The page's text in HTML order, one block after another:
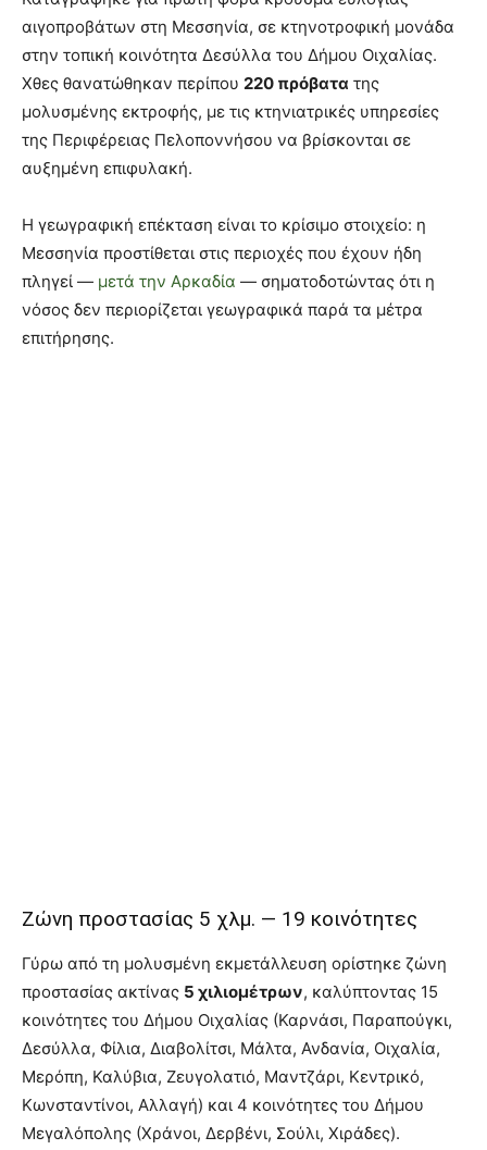
αιγοπροβάτων στη Μεσσηνία, σε κτηνοτροφική μονάδα
στην τοπική κοινότητα Δεσύλλα του Δήμου Οιχαλίας.
Χθες θανατώθηκαν περίπου 220 πρόβατα της
μολυσμένης εκτροφής, με τις κτηνιατρικές υπηρεσίες
της Περιφέρειας Πελοποννήσου να βρίσκονται σε
αυξημένη επιφυλακή.
Η γεωγραφική επέκταση είναι το κρίσιμο στοιχείο: η
Μεσσηνία προστίθεται στις περιοχές που έχουν ήδη
πληγεί — μετά την Αρκαδία — σηματοδοτώντας ότι η
νόσος δεν περιορίζεται γεωγραφικά παρά τα μέτρα
επιτήρησης.
Ζώνη προστασίας 5 χλμ. — 19 κοινότητες
Γύρω από τη μολυσμένη εκμετάλλευση ορίστηκε ζώνη
προστασίας ακτίνας 5 χιλιομέτρων, καλύπτοντας 15
κοινότητες του Δήμου Οιχαλίας (Καρνάσι, Παραπούγκι,
Δεσύλλα, Φίλια, Διαβολίτσι, Μάλτα, Ανδανία, Οιχαλία,
Μερόπη, Καλύβια, Ζευγολατιό, Μαντζάρι, Κεντρικό,
Κωνσταντίνοι, Αλλαγή) και 4 κοινότητες του Δήμου
Μεγαλόπολης (Χράνοι, Δερβένι, Σούλι, Χιράδες).